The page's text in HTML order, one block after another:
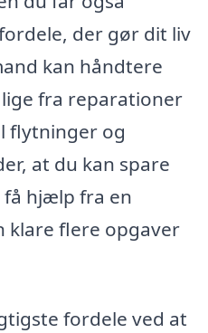
der gør dit liv
kan håndtere
fra reparationer
flytninger og
at du kan spare
hjælp fra en
klare flere opgaver
fordele ved at